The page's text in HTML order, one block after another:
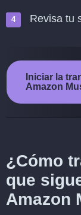
Revisa tu
Iniciar la
Amazon
¿Cómo
que
Amazon